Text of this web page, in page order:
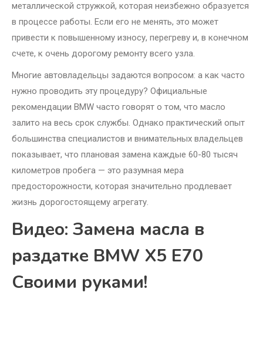
металлической стружкой, которая неизбежно образуется
в процессе работы. Если его не менять, это может
привести к повышенному износу, перегреву и, в конечном
счете, к очень дорогому ремонту всего узла.
Многие автовладельцы задаются вопросом: а как часто
нужно проводить эту процедуру? Официальные
рекомендации BMW часто говорят о том, что масло
залито на весь срок службы. Однако практический опыт
большинства специалистов и внимательных владельцев
показывает, что плановая замена каждые 60-80 тысяч
километров пробега — это разумная мера
предосторожности, которая значительно продлевает
жизнь дорогостоящему агрегату.
Видео: Замена масла в
раздатке BMW X5 E70
Своими руками!